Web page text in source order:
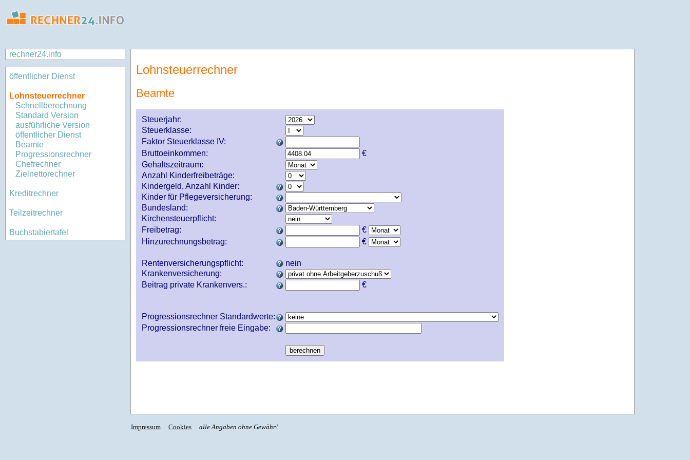
rechner24.info
öffentlicher Dienst
Lohnsteuerrechner
Schnellberechnung
Standard Version
ausführliche Version
öffentlicher Dienst
Beamte
Progressionsrechner
Chefrechner
Zielnettorechner
Kreditrechner
Teilzeitrechner
Buchstabiertafel
Lohnsteuerrechner
Beamte
Steuerjahr:
Steuerklasse:
Faktor Steuerklasse IV:
Bruttoeinkommen:
€
Gehaltszeitraum:
Anzahl Kinderfreibeträge:
Kindergeld, Anzahl Kinder:
Kinder für Pflegeversicherung:
Bundesland:
Kirchensteuerpflicht:
Freibetrag:
€
Hinzurechnungsbetrag:
€
Rentenversicherungspflicht:
nein
Krankenversicherung:
Beitrag private Krankenvers.:
€
Progressionsrechner Standardwerte:
Progressionsrechner freie Eingabe:
Impressum Cookies alle Angaben ohne Gewähr!